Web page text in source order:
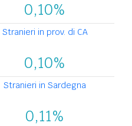
0,10%
Stranieri in prov. di CA
0,10%
Stranieri in Sardegna
0,11%